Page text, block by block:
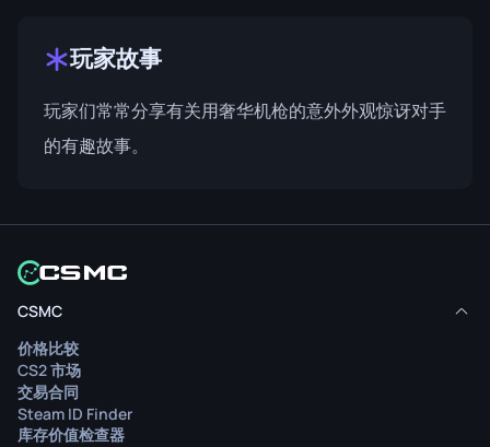
玩家故事
玩家们常常分享有关用奢华机枪的意外外观惊讶对手
的有趣故事。
CSMC
价格比较
CS2 市场
交易合同
Steam ID Finder
库存价值检查器